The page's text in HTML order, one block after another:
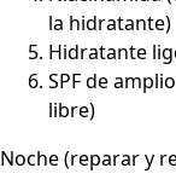
la hidratante)
Hidratante
SPF de
libre)
Noche (reparar y